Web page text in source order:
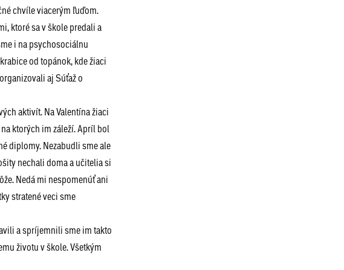
chvíle viacerým ľuďom.
ktoré sa v škole predali a
i na psychosociálnu
od topánok, kde žiaci
aj Súťaž o
aktivít. Na Valentína žiaci
ktorých im záleží. Apríl bol
diplomy. Nezabudli sme ale
nechali doma a učitelia si
Nedá mi nespomenúť ani
stratené veci sme
a spríjemnili sme im takto
životu v škole. Všetkým